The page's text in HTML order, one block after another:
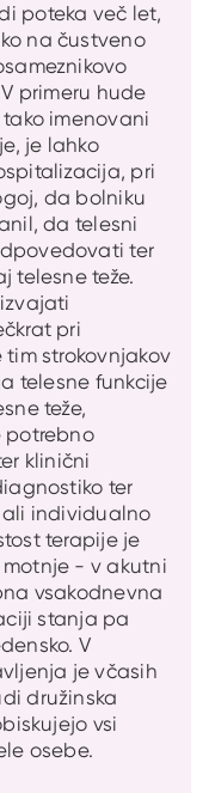
poteka več let,
na čustveno
primeru hude
imenovani
je lahko
pri
da bolniku
da telesni
ter
telesne teže.
pri
strokovnjakov
telesne funkcije
teže,
potrebno
klinični
ter
individualno
terapije je
- v akutni
vsakodnevna
stanja pa
V
je včasih
družinska
vsi
osebe.